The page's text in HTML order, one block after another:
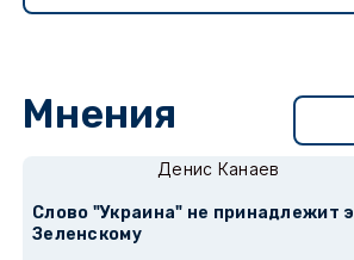
Мнения
Денис Канаев
Слово "Украина" не принадлежит
Зеленскому